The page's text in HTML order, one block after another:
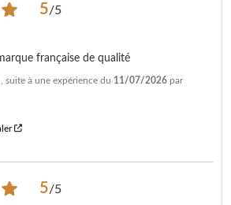
5/5
française de qualité
, suite à une expérience du 11/07/2026 par
5/5